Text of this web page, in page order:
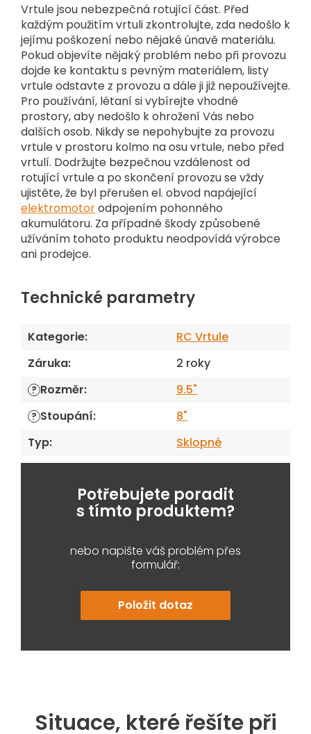
Vrtule jsou nebezpečná rotující část. Před
každým použitím vrtuli zkontrolujte, zda nedošlo k
jejímu poškození nebo nějaké únavě materiálu.
Pokud objevíte nějaký problém nebo při provozu
dojde ke kontaktu s pevným materiálem, listy
vrtule odstavte z provozu a dále ji již nepoužívejte.
Pro používání, létaní si vybírejte vhodné
prostory, aby nedošlo k ohrožení Vás nebo
dalších osob. Nikdy se nepohybujte za provozu
vrtule v prostoru kolmo na osu vrtule, nebo před
vrtulí. Dodržujte bezpečnou vzdálenost od
rotující vrtule a po skončení provozu se vždy
ujistěte, že byl přerušen el. obvod napájející
elektromotorodpojením pohonného
akumulátoru. Za případné škody způsobené
užíváním tohoto produktu neodpovídá výrobce
ani prodejce.
Technické parametry
Kategorie:
RC Vrtule
Záruka: 2 roky
? Rozměr: 9.5"
? Stoupání:
8"
Typ: Sklopné
Potřebujete poradit
s tímto produktem?
nebo napište váš problém přes
formulář:
Položit dotaz
Situace, které řešíte při